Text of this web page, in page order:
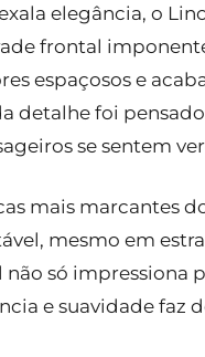
elegância, o
frontal
espaçosos e
detalhe foi
se sentem
mais marcantes
mesmo em
só impressiona
e suavidade faz